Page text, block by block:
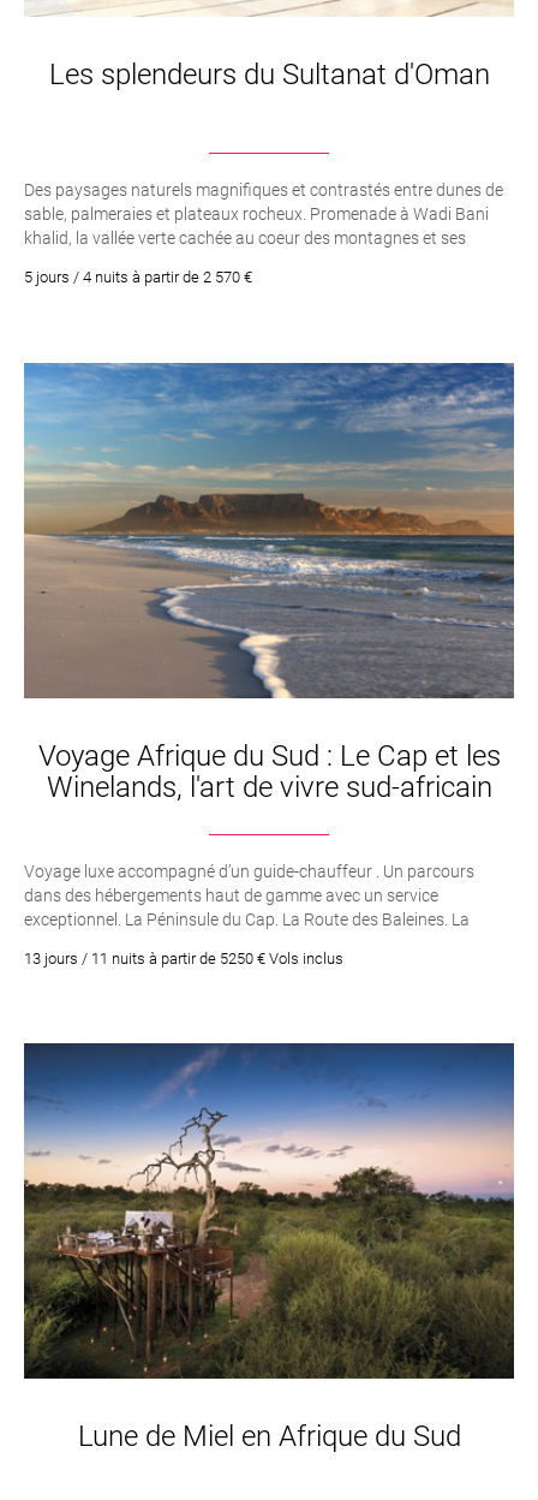
Les splendeurs du Sultanat d'Oman
Des paysages naturels magnifiques et contrastés entre dunes de
sable, palmeraies et plateaux rocheux. Promenade à Wadi Bani
khalid, la vallée verte cachée au coeur des montagnes et ses
5 jours / 4 nuits à partir de 2 570 €
Voyage Afrique du Sud : Le Cap et les
Winelands, l'art de vivre sud-africain
Voyage luxe accompagné d’un guide-chauffeur . Un parcours
dans des hébergements haut de gamme avec un service
exceptionnel. La Péninsule du Cap. La Route des Baleines. La
13 jours / 11 nuits à partir de 5250 € Vols inclus
Lune de Miel en Afrique du Sud